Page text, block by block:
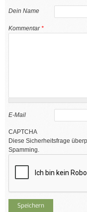
Dein Name
Kommentar*
E-Mail
CAPTCHA
Diese Sicherheitsfrage
Spamming.